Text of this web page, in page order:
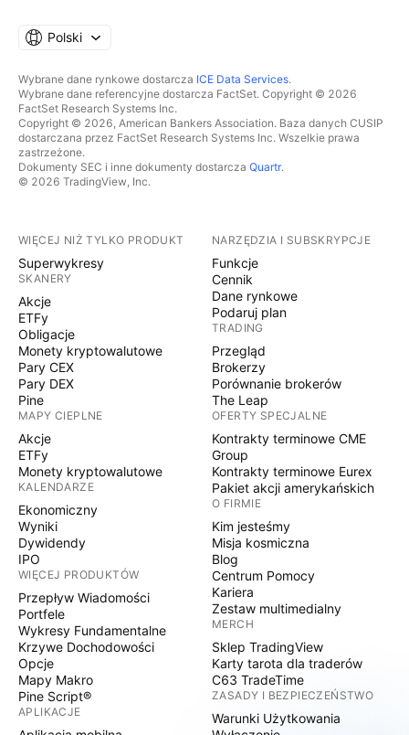
Polski
Wybrane dane rynkowe dostarcza ICE Data Services.
Wybrane dane referencyjne dostarcza FactSet. Copyright © 2026
FactSet Research Systems Inc.
Copyright © 2026, American Bankers Association. Baza danych CUSIP
dostarczana przez FactSet Research Systems Inc. Wszelkie prawa
zastrzeżone.
Dokumenty SEC i inne dokumenty dostarcza Quartr.
© 2026 TradingView, Inc.
WIĘCEJ NIŻ TYLKO PRODUKT
Superwykresy
SKANERY
Akcje
ETFy
Obligacje
Monety kryptowalutowe
Pary CEX
Pary DEX
Pine
MAPY CIEPLNE
Akcje
ETFy
Monety kryptowalutowe
KALENDARZE
Ekonomiczny
Wyniki
Dywidendy
IPO
WIĘCEJ PRODUKTÓW
Przepływ Wiadomości
Portfele
Wykresy Fundamentalne
Krzywe Dochodowości
Opcje
Mapy Makro
Pine Script®
APLIKACJE
NARZĘDZIA I SUBSKRYPCJE
Funkcje
Cennik
Dane rynkowe
Podaruj plan
TRADING
Przegląd
Brokerzy
Porównanie brokerów
The Leap
OFERTY SPECJALNE
Kontrakty terminowe CME
Group
Kontrakty terminowe Eurex
Pakiet akcji amerykańskich
O FIRMIE
Kim jesteśmy
Misja kosmiczna
Blog
Centrum Pomocy
Kariera
Zestaw multimedialny
MERCH
Sklep TradingView
Karty tarota dla traderów
C63 TradeTime
ZASADY I BEZPIECZEŃSTWO
Warunki Użytkowania